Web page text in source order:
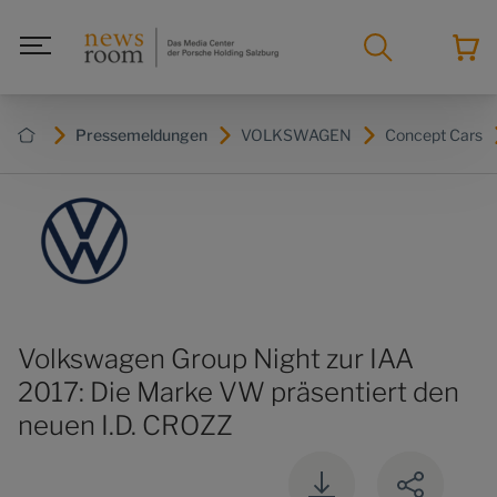
Pressemeldungen VOLKSWAGEN Concept Cars
Volkswagen Group Night zur IAA
2017: Die Marke VW präsentiert den
neuen I.D. CROZZ